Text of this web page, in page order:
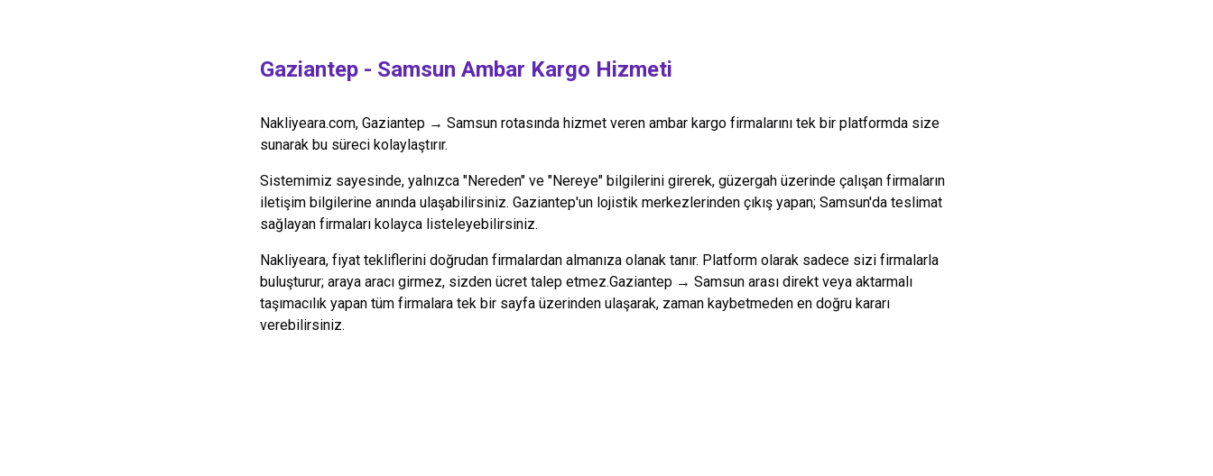
Gaziantep - Samsun Ambar Kargo Hizmeti
Nakliyeara.com, Gaziantep → Samsun rotasında hizmet veren ambar kargo firmalarını tek bir platformda size
sunarak bu süreci kolaylaştırır.
Sistemimiz sayesinde, yalnızca "Nereden" ve "Nereye" bilgilerini girerek, güzergah üzerinde çalışan firmaların
iletişim bilgilerine anında ulaşabilirsiniz. Gaziantep'un lojistik merkezlerinden çıkış yapan; Samsun'da teslimat
sağlayan firmaları kolayca listeleyebilirsiniz.
Nakliyeara, fiyat tekliflerini doğrudan firmalardan almanıza olanak tanır. Platform olarak sadece sizi firmalarla
buluşturur; araya aracı girmez, sizden ücret talep etmez.Gaziantep → Samsun arası direkt veya aktarmalı
taşımacılık yapan tüm firmalara tek bir sayfa üzerinden ulaşarak, zaman kaybetmeden en doğru kararı
verebilirsiniz.